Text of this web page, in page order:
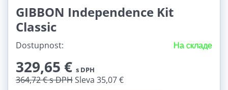
GIBBON Independence Kit
Classic
Dostupnost: На складе
329,65 € s DPH
364,72 €s DPHSleva 35,07 €